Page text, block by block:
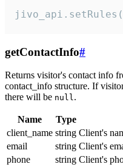
getContactInfo#
Returns visitor's contact info
contact_info structure. If
there will be null.
Name Type
client_name string Client's
email
string Client's
phone
string Client's